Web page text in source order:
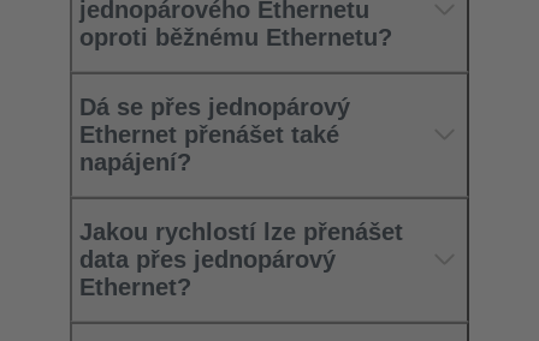
jednopárového Ethernetu
oproti běžnému Ethernetu?
Dá se přes jednopárový
Ethernet přenášet také
napájení?
Jakou rychlostí lze přenášet
data přes jednopárový
Ethernet?